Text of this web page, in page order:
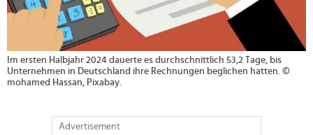
Im ersten Halbjahr 2024 dauerte es durchschnittlich 53,2 Tage, bis
Unternehmen in Deutschland ihre Rechnungen beglichen hatten. ©
mohamed Hassan, Pixabay.
Advertisement